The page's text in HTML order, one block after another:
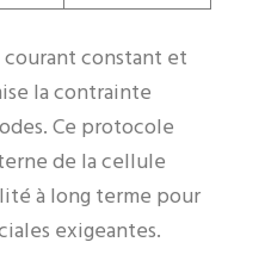
constant et
la contrainte
Ce protocole
de la cellule
à long terme pour
exigeantes.